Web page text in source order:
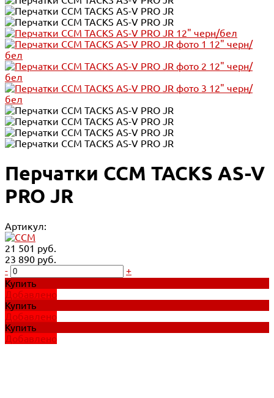
Перчатки CCM TACKS AS-V
PRO JR
Артикул:
21 501 руб.
23 890 руб.
-
+
Купить
Добавлено
Купить
Добавлено
Купить
Добавлено